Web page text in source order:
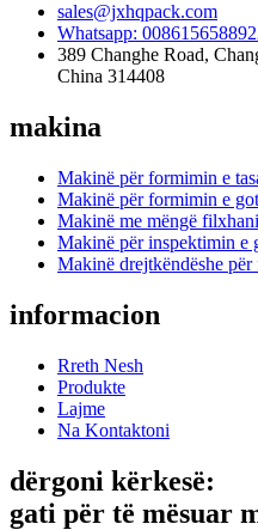
sales@jxhqpack.com
Whatsapp:
389 Changhe Road,
China 314408
makina
Makinë për formimin e
Makinë për formimin e
Makinë me mëngë
Makinë për inspektimin e
Makinë drejtkëndëshe
informacion
Rreth Nesh
Produkte
Lajme
Na Kontaktoni
dërgoni kërkesë:
gati për të mësuar